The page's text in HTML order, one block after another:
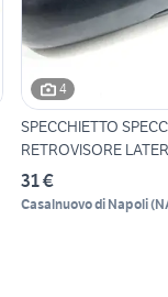
4
SPECCHIETTO
RETROVISORE
R
31 €
Casalnuovo di Napoli(